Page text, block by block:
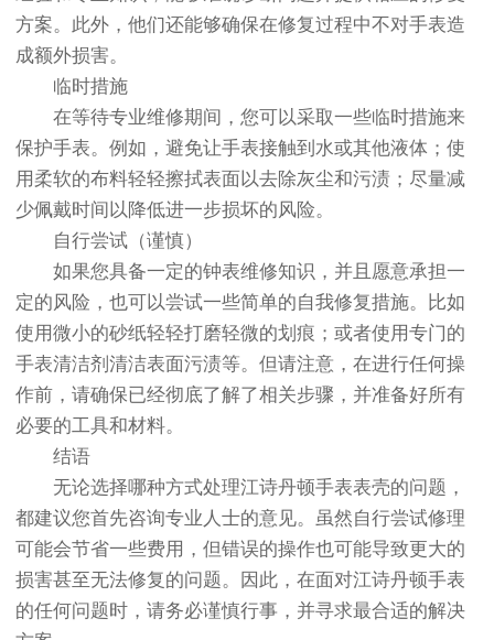
方案。此外，他们还能够确保在修复过程中不对手表造
成额外损害。
临时措施
在等待专业维修期间，您可以采取一些临时措施来
保护手表。例如，避免让手表接触到水或其他液体；使
用柔软的布料轻轻擦拭表面以去除灰尘和污渍；尽量减
少佩戴时间以降低进一步损坏的风险。
自行尝试（谨慎）
如果您具备一定的钟表维修知识，并且愿意承担一
定的风险，也可以尝试一些简单的自我修复措施。比如
使用微小的砂纸轻轻打磨轻微的划痕；或者使用专门的
手表清洁剂清洁表面污渍等。但请注意，在进行任何操
作前，请确保已经彻底了解了相关步骤，并准备好所有
必要的工具和材料。
结语
无论选择哪种方式处理江诗丹顿手表表壳的问题，
都建议您首先咨询专业人士的意见。虽然自行尝试修理
可能会节省一些费用，但错误的操作也可能导致更大的
损害甚至无法修复的问题。因此，在面对江诗丹顿手表
的任何问题时，请务必谨慎行事，并寻求最合适的解决